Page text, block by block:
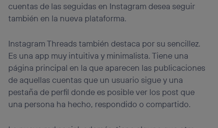
cuentas de las seguidas en Instagram desea seguir
también en la nueva plataforma.
Instagram Threads también destaca por su sencillez.
Es una app muy intuitiva y minimalista. Tiene una
página principal en la que aparecen las publicaciones
de aquellas cuentas que un usuario sigue y una
pestaña de perfil donde es posible ver los post que
una persona ha hecho, respondido o compartido.